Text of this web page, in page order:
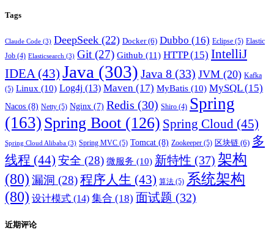
Tags
Claude Code (3) DeepSeek (22) Docker(6) Dubbo (16) Eclipse (5) Elastic
Job (4) Elasticsearch (3) Git (27) Github (11) HTTP(15) IntelliJ
IDEA(43) Java (303) Java 8 (33) JVM (20) Kafka
(5) Linux (10) Log4j (13) Maven (17) MyBatis (10) MySQL(15)
Nacos (8) Netty (5) Nginx (7) Redis (30) Shiro (4) Spring
(163) Spring Boot (126) Spring Cloud (45)
Spring Cloud Alibaba (3) Spring MVC (5) Tomcat (8) Zookeeper (5) 区块链 (6) 多
线程 (44) 安全 (28) 微服务 (10) 新特性 (37) 架构
(80) 漏洞 (28)程序人生 (43) 算法 (5) 系统架构
(80) 设计模式 (14) 集合 (18) 面试题 (32)
近期评论